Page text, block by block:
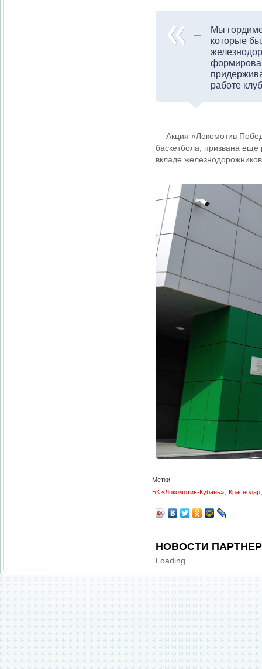
Мы
которые
работе
— Акция «Локомотив
баскетбола, призвана
вкладе
Метки:
БК «Локомотив-Кубань»
Краснодар
НОВОСТИ
Loading...